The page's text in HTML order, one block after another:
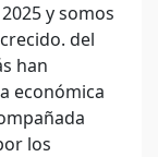
y somos
del
han
económica
los